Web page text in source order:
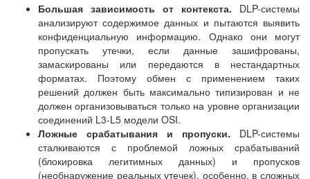
Большая зависимость от контекста. DLP-системы
анализируют содержимое данных и пытаются выявить
конфиденциальную информацию. Однако они могут
пропускать утечки, если данные зашифрованы,
замаскированы или передаются в нестандартных
форматах. Поэтому обмен с применением таких
решений должен быть максимально типизирован и не
должен организовываться только на уровне организации
соединений L3-L5 модели OSI.
Ложные срабатывания и пропуски. DLP-системы
сталкиваются с проблемой ложных срабатываний
(блокировка легитимных данных) и пропусков
(необнаружение реальных утечек), особенно, в сложных